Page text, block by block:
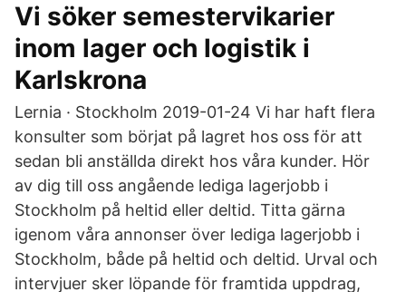
Vi söker semestervikarier
inom lager och logistik i
Karlskrona
Lernia · Stockholm 2019-01-24 Vi har haft flera
konsulter som börjat på lagret hos oss för att
sedan bli anställda direkt hos våra kunder. Hör
av dig till oss angående lediga lagerjobb i
Stockholm på heltid eller deltid. Titta gärna
igenom våra annonser över lediga lagerjobb i
Stockholm, både på heltid och deltid. Urval och
intervjuer sker löpande för framtida uppdrag,